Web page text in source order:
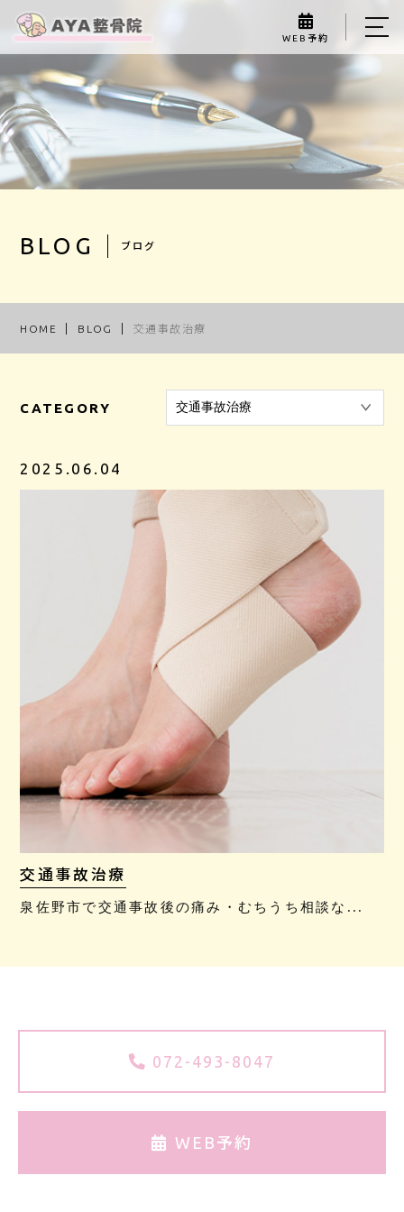
WEB予約
BLOG ブログ
HOME BLOG 交通事故治療
CATEGORY
2025.06.04
交通事故治療
泉佐野市で交通事故後の痛み・むちうち相談な...
072-493-8047
WEB予約
HOME
ABOUT US
072-493-8047